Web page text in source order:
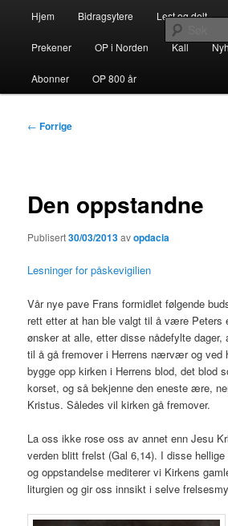
Dominikanerordenen
Hjem Bidragsytere Lest og delt
Prekener OP i Norden Kall
Abonner OP 800 år
Innleggsnavigasjon
← Forrige
Den oppstandne
Publisert30/03/2013avopdacia
Lesninger for påskevigilien
Vår nye pave Frans formidlet følgende
rett etter at han ble valgt til å være Peters
ønsker at alle, etter disse nådefylte dager,
til å gå fremover i Herrens nærvær og ved
bygge opp kirken i Herrens blod, det blod
korset, og så bekjenne den eneste ære,
Kristus. Således vil kirken gå fremover.
La oss ikke rose oss av annet enn Jesu
verden blitt frelst (Gal 6,14). I disse
og oppstandelse mediterer vi Kirkens
liturgien og gir oss innsikt i selve